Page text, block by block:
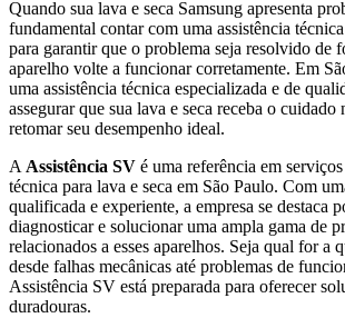
Quando sua lava e seca Samsung apresenta
fundamental contar com uma assistência
para garantir que o problema seja resolvido de
aparelho volte a funcionar corretamente. Em
uma assistência técnica especializada e de
assegurar que sua lava e seca receba o cuidado
retomar seu desempenho ideal.
AAssistência SV é uma referência em
técnica para lava e seca em São Paulo. Com
qualificada e experiente, a empresa se destaca
diagnosticar e solucionar uma ampla gama de
relacionados a esses aparelhos. Seja qual for a
desde falhas mecânicas até problemas de
Assistência SV está preparada para oferecer
duradouras.